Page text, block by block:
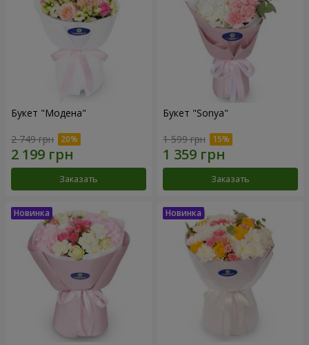
Букет "Модена"
2 749 грн
Заказать
Букет "Sonya"
1 599 грн
Заказать